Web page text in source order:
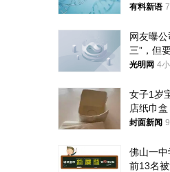
年才对外
有料新语
网友曝
三”，但
接受只能
光明网 4
女子1岁
店纸巾盒
帖吐槽后
封面新闻
佛山一
前13名被